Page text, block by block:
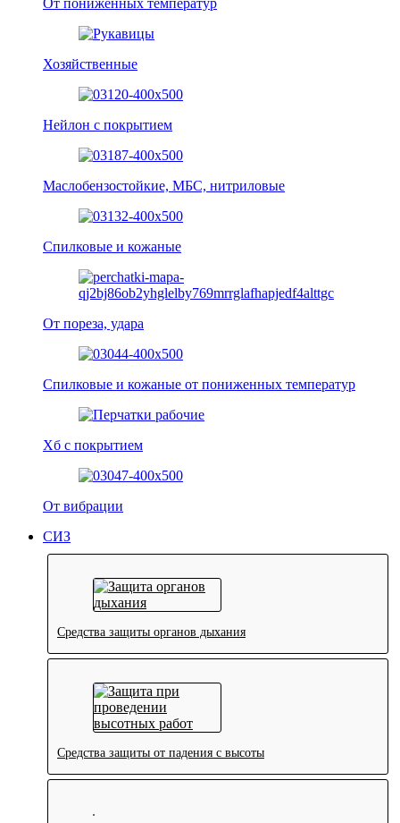
От пониженных температур
Хозяйственные
Нейлон с покрытием
Маслобензостойкие, МБС, нитриловые
Спилковые и кожаные
От пореза, удара
Спилковые и кожаные от пониженных температур
Хб с покрытием
От вибрации
СИЗ
Средства защиты органов дыхания
Средства защиты от падения с высоты